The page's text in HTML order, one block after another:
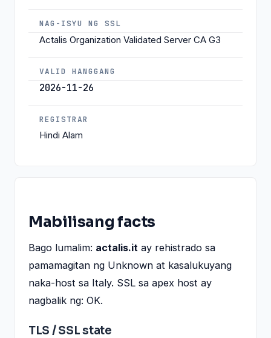
NAG-ISYU NG SSL
Actalis Organization Validated Server CA G3
VALID HANGGANG
2026-11-26
REGISTRAR
Hindi Alam
Mabilisang facts
Bago lumalim: actalis.it ay rehistrado sa
pamamagitan ng Unknown at kasalukuyang
naka-host sa Italy. SSL sa apex host ay
nagbalik ng: OK.
TLS / SSL state